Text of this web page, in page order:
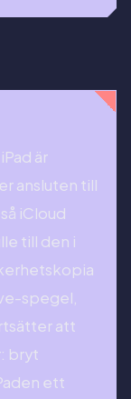
är
ansluten till
iCloud
till den i
spegel,
att
bryt
ett